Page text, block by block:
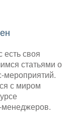
есть своя
статьями о
мероприятий.
с миром
менеджеров.